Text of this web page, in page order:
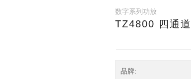
数字系列功放
TZ4800 四通
品牌: